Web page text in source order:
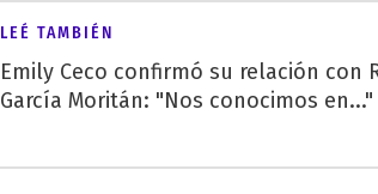
LEÉ TAMBIÉN
Emily Ceco confirmó su relación con
García Moritán: "Nos conocimos en..."